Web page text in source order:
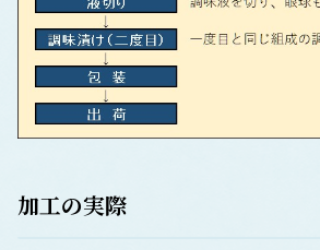
加工の実際